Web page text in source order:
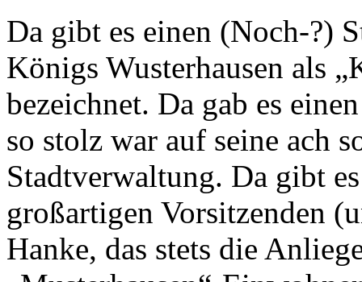
Da gibt es einen (Noch-?)
Königs Wusterhausen als
bezeichnet. Da gab es
so stolz war auf seine ach
Stadtverwaltung. Da gibt
großartigen Vorsitzenden
Hanke, das stets die